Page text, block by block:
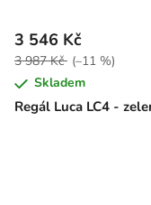
Regál Luca LC4 -
3 546 Kč
3 987 Kč (–11 %)
Skladem